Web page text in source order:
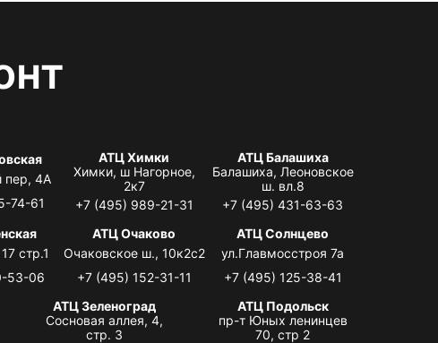
пер, 4А
74-61
АТЦ Химки
Химки, ш Нагорное,
2к7
+7 (495) 989-21-31
АТЦ Балашиха
Балашиха, Леоновское
ш. вл.8
+7 (495) 431-63-63
стр.1
53-06
АТЦ Очаково
Очаковское ш., 10к2с2
+7 (495) 152-31-11
АТЦ Солнцево
ул.Главмосстроя 7а
+7 (495) 125-38-41
АТЦ Зеленоград
Сосновая аллея, 4,
стр. 3
АТЦ Подольск
пр-т Юных ленинцев
70, стр 2